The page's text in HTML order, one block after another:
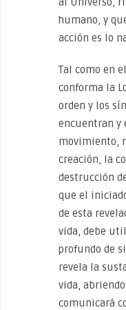
humano, y
acción es lo
Tal como en
conforma la
orden y los
encuentran y
movimiento,
creación, la
destrucción
que el
de esta
vida, debe
profundo de
revela la
vida,
comunicará